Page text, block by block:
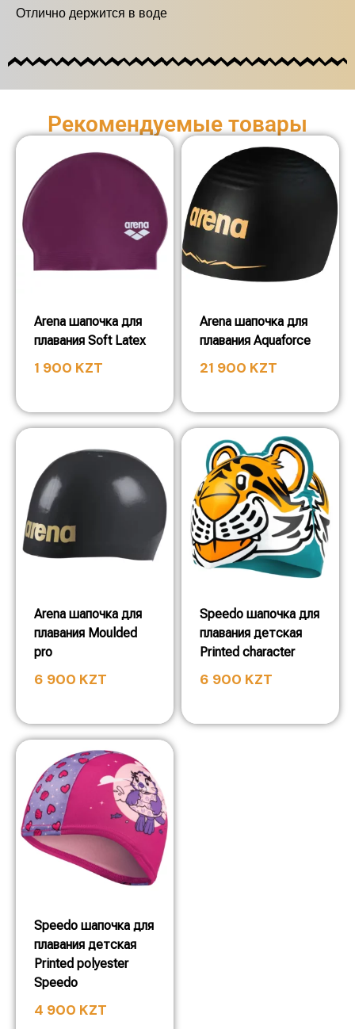
Отлично держится в воде
Рекомендуемые товары
Arena шапочка для
плавания Soft Latex
1 900 KZT
Arena шапочка для
плавания Aquaforce
21 900 KZT
Arena шапочка для
плавания Moulded
pro
6 900 KZT
Speedo шапочка для
плавания детская
Printed character
6 900 KZT
Speedo шапочка для
плавания детская
Printed polyester
Speedo
4 900 KZT